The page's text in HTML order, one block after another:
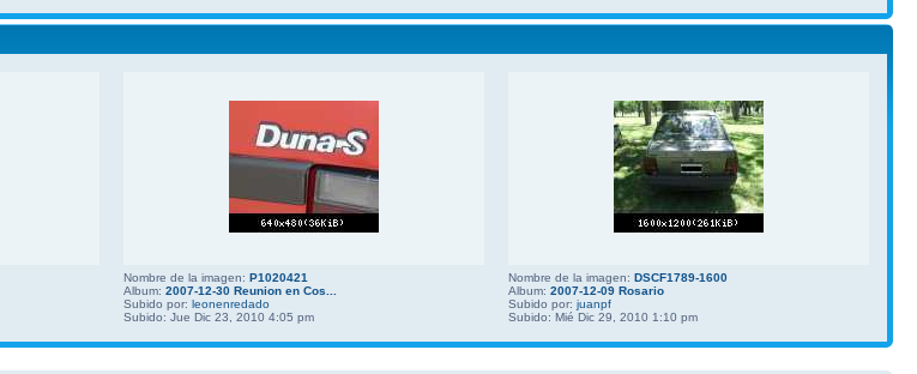
Nombre de la imagen: P1020421
Album: 2007-12-30 Reunion en Cos...
Subido por: leonenredado
Subido: Jue Dic 23, 2010 4:05 pm
Nombre de la imagen: DSCF1789-1600
Album: 2007-12-09 Rosario
Subido por: juanpf
Subido: Mié Dic 29, 2010 1:10 pm